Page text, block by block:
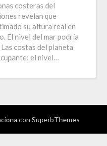
costeras del
revelan que
su altura real en
El nivel del mar podría
costas del planeta
el nivel…
con SuperbThemes